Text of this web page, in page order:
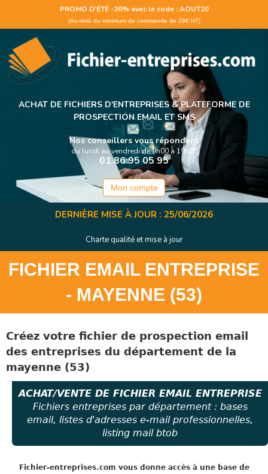
Panneau de gestion des cookies
PROMO D'ÉTÉ -20% avec le code : AOUT20
(Au-delà du minimum de commande de 29€ HT)
ACHAT DE FICHIERS D'ENTREPRISES &PLATEFORME DE
PROSPECTION EMAIL ET SMS
Nos conseillers vous répondent
du lundi au vendredi de 9h00 à 19h00
01 86 95 05 95
Mon compte
DERNIÈRE MISE À JOUR : 25/06/2026
Charte qualité et mise à jour
FICHIER EMAIL ENTREPRISE
- MAYENNE (53)
Créez votre fichier de prospection email
des entreprises du département de la
mayenne (53)
ACHAT/VENTE DE FICHIER EMAIL ENTREPRISE
Fichiers entreprises par département : bases
email, listes d'adresses e-mail professionnelles,
listing mail btob
Fichier-entreprises.com vous donne accès à une base de